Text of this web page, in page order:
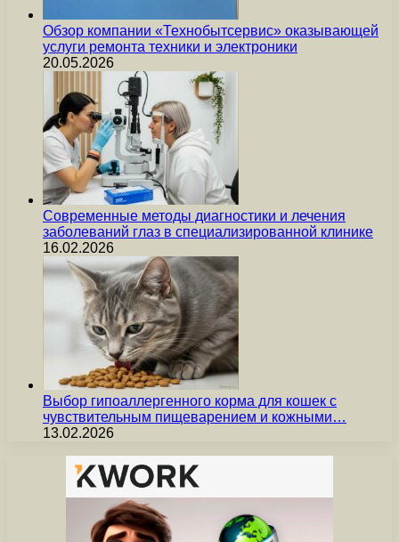
Обзор компании «Технобытсервис» оказывающей
услуги ремонта техники и электроники
20.05.2026
Современные методы диагностики и лечения
заболеваний глаз в специализированной клинике
16.02.2026
Выбор гипоаллергенного корма для кошек с
чувствительным пищеварением и кожными…
13.02.2026